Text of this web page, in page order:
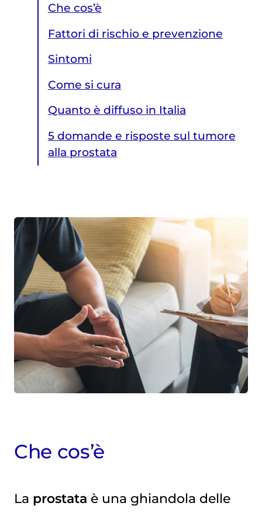
Che cos’è
Fattori di rischio e prevenzione
Sintomi
Come si cura
Quanto è diffuso in Italia
5 domande e risposte sul tumore
alla prostata
Che cos’è
La prostata è una ghiandola delle